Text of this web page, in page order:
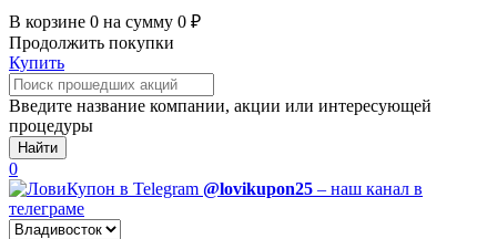
В корзине 0 на сумму 0 ₽
Продолжить покупки
Купить
Введите название компании, акции или интересующей
процедуры
Найти
0
@lovikupon25 – наш канал в
телеграме